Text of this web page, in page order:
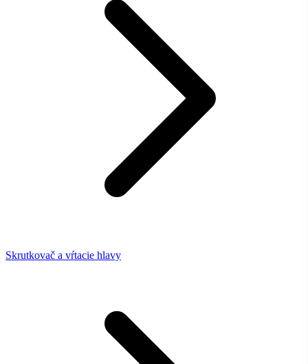
Skrutkovač a vŕtacie hlavy